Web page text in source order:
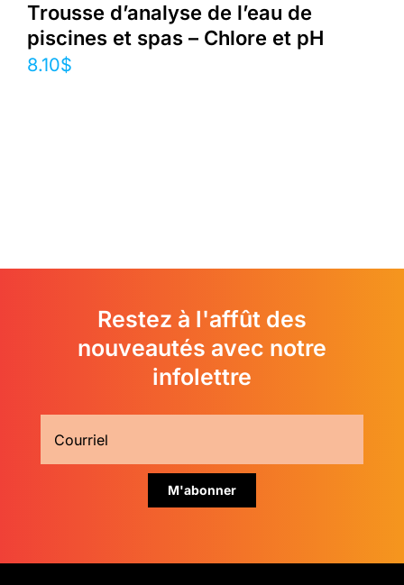
Trousse d’analyse de l’eau de
piscines et spas – Chlore et pH
8.10$
Restez à l'affût des
nouveautés avec notre
infolettre